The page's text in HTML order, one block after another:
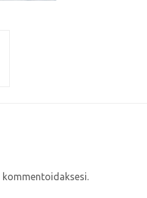
kommentoidaksesi.